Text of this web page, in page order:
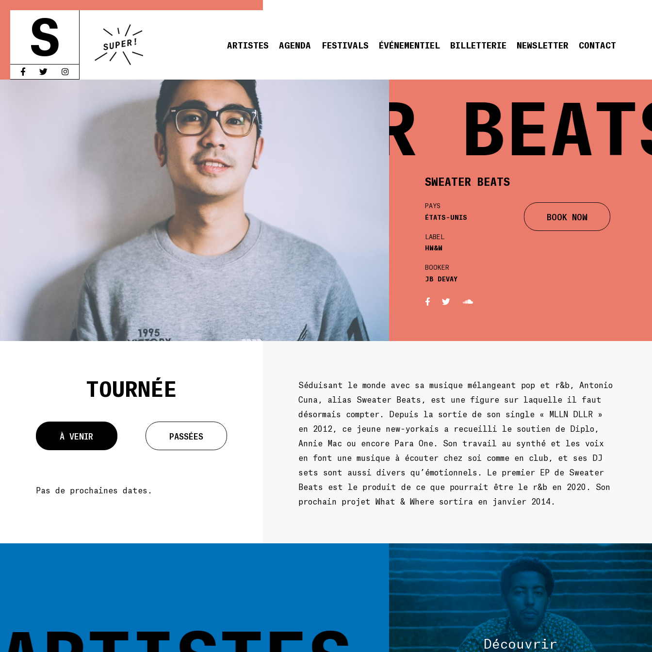
U ARTISTES AGENDA FESTIVALS ÉVÉNEMENTIEL BILLETTERIE NEWSLETTER CONTACT
SWEATER BEATS
SWEATER BEATS
PAYS
ÉTATS-UNIS
LABEL
HW&W
BOOKER
JB DEVAY
BOOK NOW
TOURNÉE
À VENIR PASSÉES
Pas de prochaines dates.
Séduisant le monde avec sa musique mélangeant pop et r&b, Antonio
Cuna, alias Sweater Beats, est une figure sur laquelle il faut
désormais compter. Depuis la sortie de son single « MLLN DLLR »
en 2012, ce jeune new-yorkais a recueilli le soutien de Diplo,
Annie Mac ou encore Para One. Son travail au synthé et les voix
en font une musique à écouter chez soi comme en club, et ses DJ
sets sont aussi divers qu’émotionnels. Le premier EP de Sweater
Beats est le produit de ce que pourrait être le r&b en 2020. Son
prochain projet What & Where sortira en janvier 2014.
Découvrir